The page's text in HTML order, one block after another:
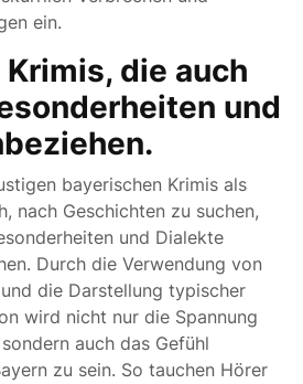
ein.
Krimis, die auch
und
bayerischen Krimis als
nach Geschichten zu suchen,
und Dialekte
Durch die Verwendung von
die Darstellung typischer
wird nicht nur die Spannung
auch das Gefühl
zu sein. So tauchen Hörer